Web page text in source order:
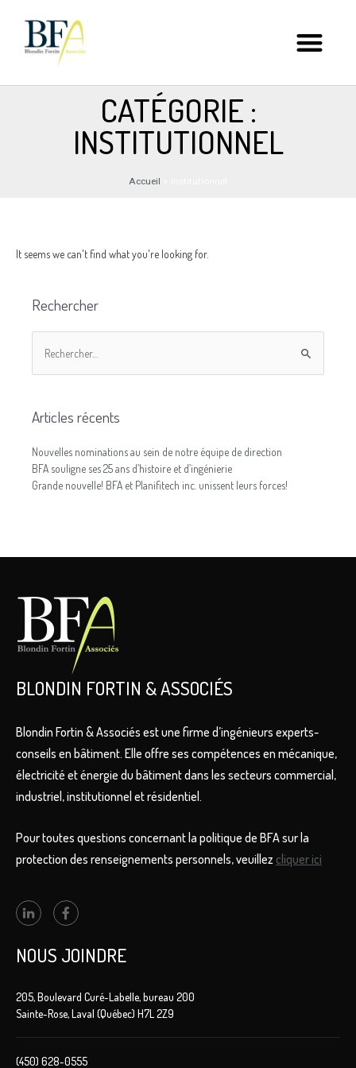
CATÉGORIE :
INSTITUTIONNEL
Accueil
It seems we can't find what you're looking for.
Rechercher
Articles récents
Nouvelles nominations au sein de notre équipe de direction
BFA souligne ses 25 ans d’histoire et d’ingénierie
Grande nouvelle! BFA et Planifitech inc. unissent leurs forces!
BLONDIN FORTIN & ASSOCIÉS
Blondin Fortin & Associés est une firme d’ingénieurs experts-
conseils en bâtiment. Elle offre ses compétences en mécanique,
électricité et énergie du bâtiment dans les secteurs commercial,
industriel, institutionnel et résidentiel.
Pour toutes questions concernant la politique de BFA sur la
protection des renseignements personnels, veuillez cliquer ici
NOUS JOINDRE
205, Boulevard Curé-Labelle, bureau 200
Sainte-Rose, Laval (Québec) H7L 2Z9
(450) 628-0555